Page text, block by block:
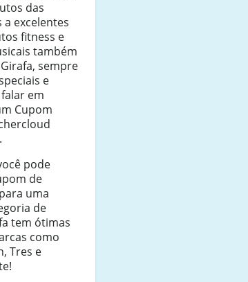
das
excelentes
fitness e
também
sempre
e
em
Cupom
pode
de
uma
de
tem ótimas
como
Tres e